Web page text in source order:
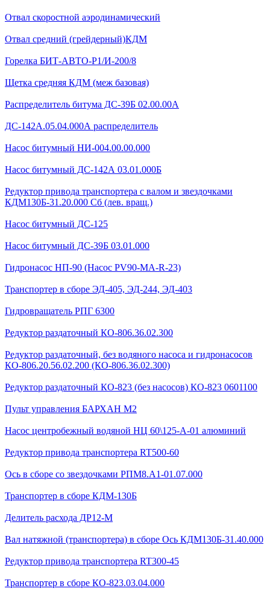
Отвал скоростной аэродинамический
Отвал средний (грейдерный)КДМ
Горелка БИТ-АВТО-Р1/И-200/8
Щетка средняя КДМ (меж базовая)
Распределитель битума ДС-39Б 02.00.00А
ДС-142А.05.04.000А распределитель
Насос битумный НИ-004.00.00.000
Насос битумный ДС-142А 03.01.000Б
Редуктор привода транспортера с валом и звездочками
КДМ130Б-31.20.000 Сб (лев. вращ.)
Насос битумный ДС-125
Насос битумный ДС-39Б 03.01.000
Гидронасос НП-90 (Насос PV90-MA-R-23)
Транспортер в сборе ЭД-405, ЭД-244, ЭД-403
Гидровращатель РПГ 6300
Редуктор раздаточный КО-806.36.02.300
Редуктор раздаточный, без водяного насоса и гидронасосов
КО-806.20.56.02.200 (КО-806.36.02.300)
Редуктор раздаточный КО-823 (без насосов) КО-823 0601100
Пульт управления БАРХАН М2
Насос центробежный водяной НЦ 60\125-А-01 алюминий
Редуктор привода транспортера RT500-60
Ось в сборе со звездочками РПМ8.А1-01.07.000
Транспортер в сборе КДМ-130Б
Делитель расхода ДР12-М
Вал натяжной (транспортера) в сборе Ось КДМ130Б-31.40.000
Редуктор привода транспортера RT300-45
Транспортер в сборе КО-823.03.04.000